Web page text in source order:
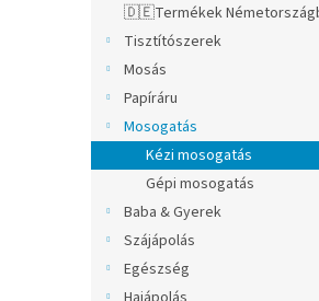
🇩🇪Termékek
Tisztítószerek
Mosás
Papíráru
Mosogatás
Kézi mosogatás
Gépi mosogatás
Baba & Gyerek
Szájápolás
Egészség